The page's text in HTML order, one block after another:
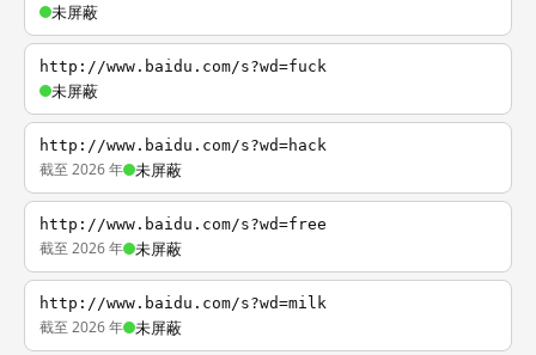
未屏蔽
http://www.baidu.com/s?wd=fuck
未屏蔽
http://www.baidu.com/s?wd=hack
截至 2026 年 未屏蔽
http://www.baidu.com/s?wd=free
截至 2026 年 未屏蔽
http://www.baidu.com/s?wd=milk
截至 2026 年 未屏蔽